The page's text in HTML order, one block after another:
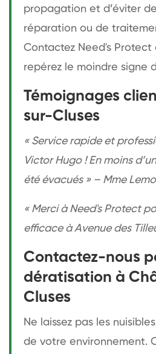
propagation et d’éviter
réparation ou de
Contactez Need's Protect
repérez le moindre signe
Témoignages
sur-Cluses
« Service rapide et
Victor Hugo ! En moins
été évacués » – Mme
« Merci à Need's Protect
efficace à Avenue des
Contactez-nous
dératisation à
Cluses
Ne laissez pas les
de votre environnement.